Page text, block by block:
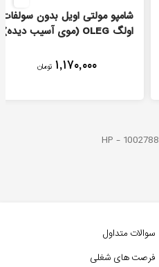
شامپو مولتی اویل بدون سولفات
اولگ OLEG (موی آسیب دیده)
۱,۱۷۰,۰۰۰ تومان
HP - 1002788
سوالات متداول
فرصت های شغلی